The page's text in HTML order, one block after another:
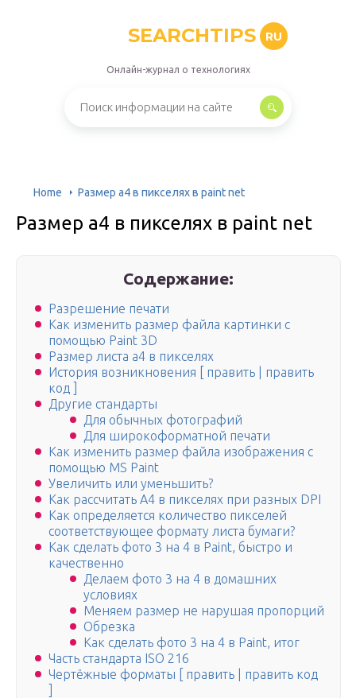
SEARCHTIPS RU
Онлайн-журнал о технологиях
Home Размер а4 в пикселях в paint net
Размер а4 в пикселях в paint net
Содержание:
Разрешение печати
Как изменить размер файла картинки с
помощью Paint 3D
Размер листа а4 в пикселях
История возникновения [ править | править
код ]
Другие стандарты
Для обычных фотографий
Для широкоформатной печати
Как изменить размер файла изображения с
помощью MS Paint
Увеличить или уменьшить?
Как рассчитать А4 в пикселях при разных DPI
Как определяется количество пикселей
соответствующее формату листа бумаги?
Как сделать фото 3 на 4 в Paint, быстро и
качественно
Делаем фото 3 на 4 в домашних
условиях
Меняем размер не нарушая пропорций
Обрезка
Как сделать фото 3 на 4 в Paint, итог
Часть стандарта ISO 216
Чертёжные форматы [ править | править код